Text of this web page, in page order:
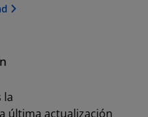
la
última actualización